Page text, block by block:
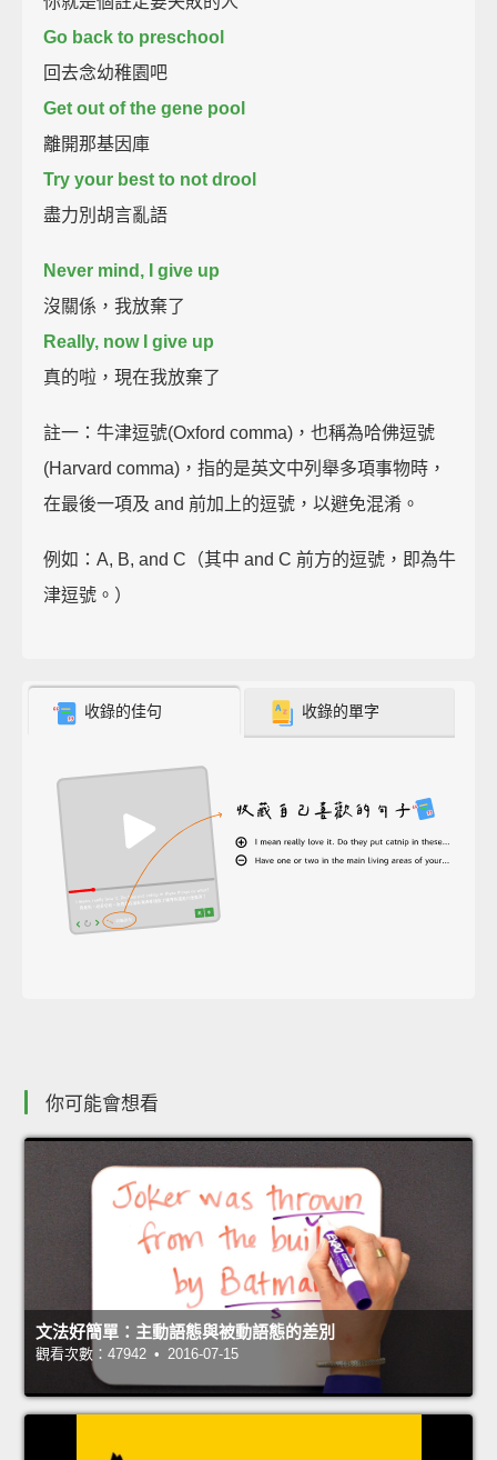
Go back to preschool
回去念幼稚園吧
Get out of the gene pool
離開那基因庫
Try your best to not drool
盡力別胡言亂語
Never mind, I give up
沒關係，我放棄了
Really, now I give up
真的啦，現在我放棄了
註一：牛津逗號(Oxford comma)，也稱為哈佛逗號
(Harvard comma)，指的是英文中列舉多項事物時，
在最後一項及 and 前加上的逗號，以避免混淆。
例如：A, B, and C（其中 and C 前方的逗號，即為牛
津逗號。）
收錄的佳句 收錄的單字
你可能會想看
文法好簡單：主動語態與被動語態的差別
觀看次數：47942 • 2016-07-15